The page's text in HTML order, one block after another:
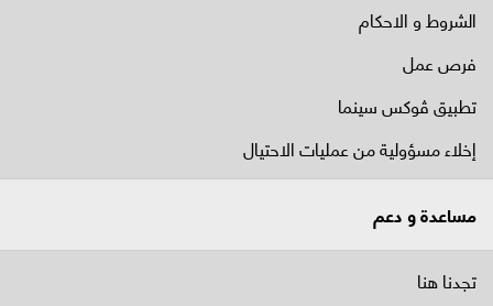
الشروط و الاحكام
فرص عمل
تطبيق ڤوكس سينما
إخلاء مسؤولية من عمليات الاحتيال
مساعدة و دعم
تجدنا هنا